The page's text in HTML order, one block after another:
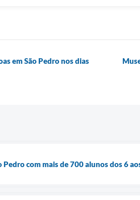
em São Pedro nos dias
Pedro com mais de 700 alunos dos 6